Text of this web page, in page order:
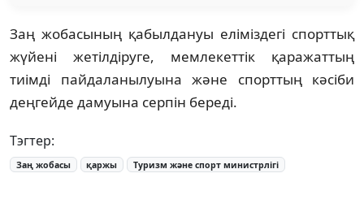
Заң жобасының қабылдануы еліміздегі спорттық
жүйені жетілдіруге, мемлекеттік қаражаттың
тиімді пайдаланылуына және спорттың кәсіби
деңгейде дамуына серпін береді.
Тэгтер:
Заң жобасы қаржы Туризм және спорт министрлігі